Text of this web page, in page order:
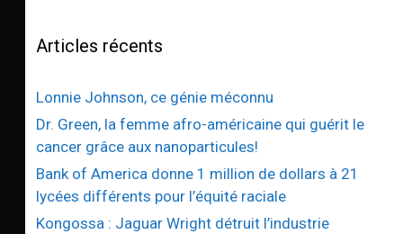
Articles récents
Lonnie Johnson, ce génie méconnu
Dr. Green, la femme afro-américaine qui guérit le
cancer grâce aux nanoparticules!
Bank of America donne 1 million de dollars à 21
lycées différents pour l’équité raciale
Kongossa : Jaguar Wright détruit l’industrie